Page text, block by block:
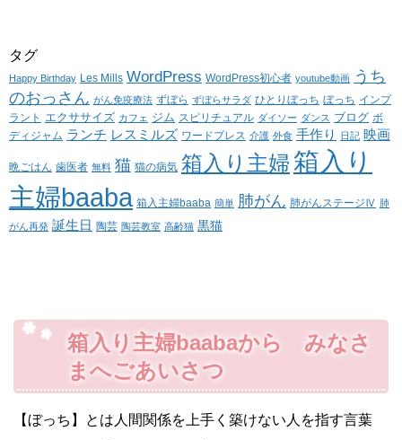
タグ
Happy Birthday Les Mills WordPress WordPress初心者 youtube動画 うち
のおっさん がん免疫療法 ずぼら ずぼらサラダ ひとりぼっち ぼっち インプ
ラント エクササイズ カフェ ジム スピリチュアル ダイソー ダンス ブログ ボ
ディジャム ランチ レスミルズ ワードプレス 介護 外食 手作り 日記 映画
晩ごはん 歯医者 無料 猫 猫の病気 箱入り主婦箱入り
主婦baaba 箱入主婦baaba 簡単 肺がん 肺がんステージⅣ 肺
がん再発 誕生日 陶芸 陶芸教室 高齢猫 黒猫
箱入り主婦baabaから みなさ
まへごあいさつ
【ぼっち】とは人間関係を上手く築けない人を指す言葉